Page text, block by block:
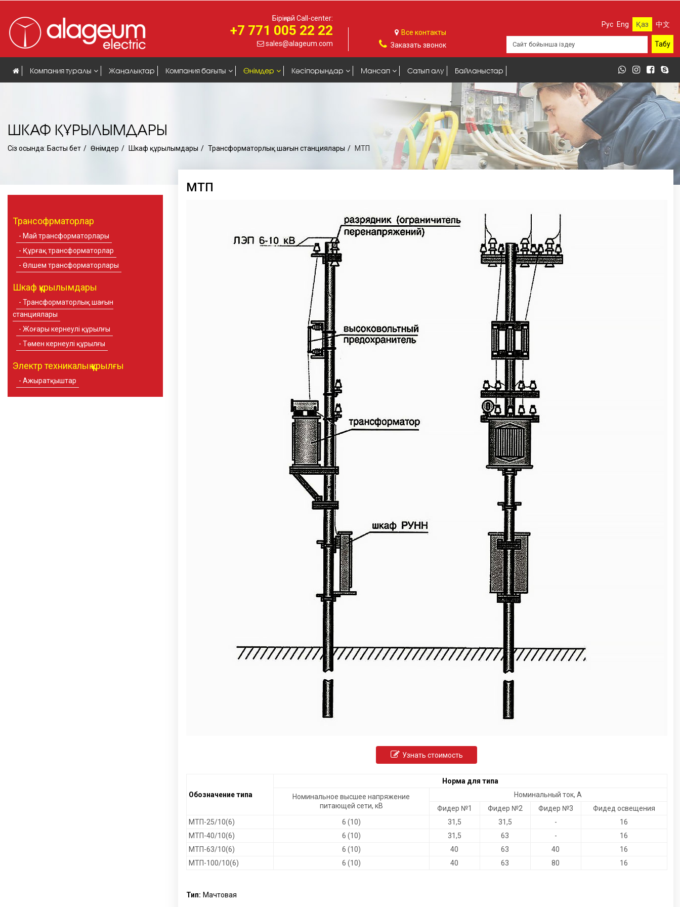
Біріңғай Call-center:
+7 771 005 22 22
sales@alageum.com
Все контакты
Заказать звонок
Рус Eng Қаз 中文
Компания туралы Жаңалықтар Компания бағыты Өнімдер Кәсіпорындар Мансап Сатып алу Байланыстар
ШКАФ ҚҰРЫЛЫМДАРЫ
Сіз осында: Басты бет Өнімдер Шкаф құрылымдары Трансформаторлық шағын станциялары МТП
Трансофрматорлар
Май трансформаторлары
Құрғақ трансформаторлар
Өлшем трансформаторлары
Шкаф құрылымдары
Трансформаторлық шағын
станциялары
Жоғары кернеулі құрылғы
Төмен кернеулі құрылғы
Электр техникалық құрылғы
Ажыратқыштар
МТП
Узнать стоимость
Обозначение типа
Норма для типа
Номинальное высшее напряжение
питающей сети, кВ
Номинальный ток, А
Фидер №1
Фидер №2 Фидер №3
Фидед освещения
МТП-25/10(6)
6 (10) 31,5 31,5 -
16
МТП-40/10(6)
6 (10) 31,5 63 -
16
МТП-63/10(6)
6 (10) 40 63 40
16
МТП-100/10(6)
6 (10) 40 63 80 16
Тип: Мачтовая